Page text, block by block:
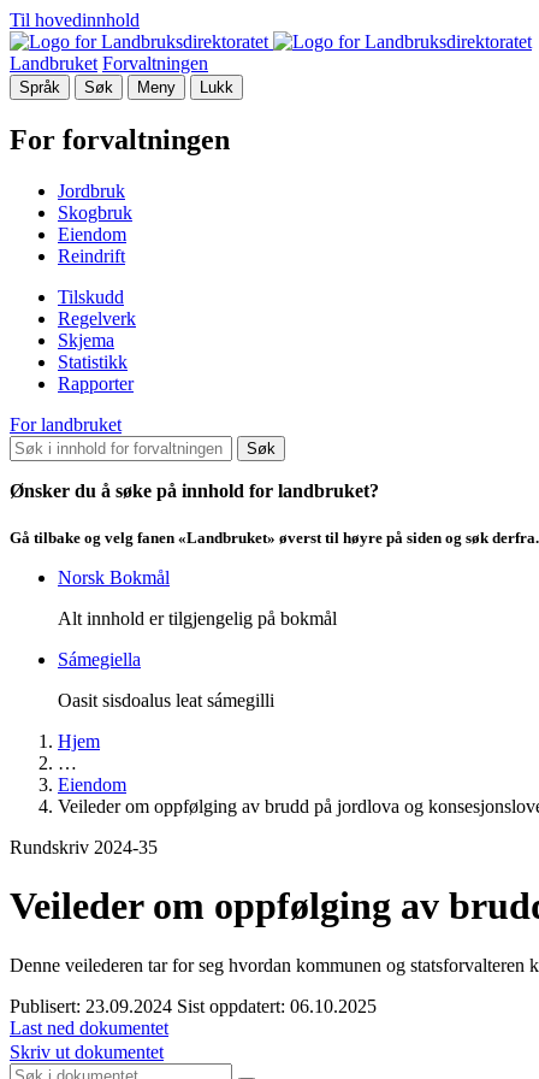
Til hovedinnhold
Landbruket Forvaltningen
Språk Søk Meny Lukk
For forvaltningen
Jordbruk
Skogbruk
Eiendom
Reindrift
Tilskudd
Regelverk
Skjema
Statistikk
Rapporter
For landbruket
Søk
Ønsker du å søke på innhold for landbruket?
Gå tilbake og velg fanen «Landbruket» øverst til høyre på siden og søk derfra.
Norsk Bokmål
Alt innhold er tilgjengelig på bokmål
Sámegiella
Oasit sisdoalus leat sámegilli
Hjem
…
Eiendom
Veileder om oppfølging av brudd på jordlova og
Rundskriv 2024-35
Veileder om oppfølging av
Denne veilederen tar for seg hvordan kommunen og
Publisert: 23.09.2024 Sist oppdatert: 06.10.2025
Last ned dokumentet
Skriv ut dokumentet